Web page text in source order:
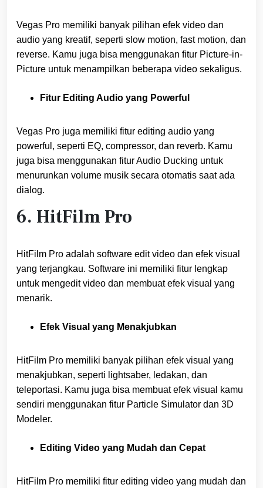
Vegas Pro memiliki banyak pilihan efek video dan
audio yang kreatif, seperti slow motion, fast motion, dan
reverse. Kamu juga bisa menggunakan fitur Picture-in-
Picture untuk menampilkan beberapa video sekaligus.
Fitur Editing Audio yang Powerful
Vegas Pro juga memiliki fitur editing audio yang
powerful, seperti EQ, compressor, dan reverb. Kamu
juga bisa menggunakan fitur Audio Ducking untuk
menurunkan volume musik secara otomatis saat ada
dialog.
6. HitFilm Pro
HitFilm Pro adalah software edit video dan efek visual
yang terjangkau. Software ini memiliki fitur lengkap
untuk mengedit video dan membuat efek visual yang
menarik.
Efek Visual yang Menakjubkan
HitFilm Pro memiliki banyak pilihan efek visual yang
menakjubkan, seperti lightsaber, ledakan, dan
teleportasi. Kamu juga bisa membuat efek visual kamu
sendiri menggunakan fitur Particle Simulator dan 3D
Modeler.
Editing Video yang Mudah dan Cepat
HitFilm Pro memiliki fitur editing video yang mudah dan